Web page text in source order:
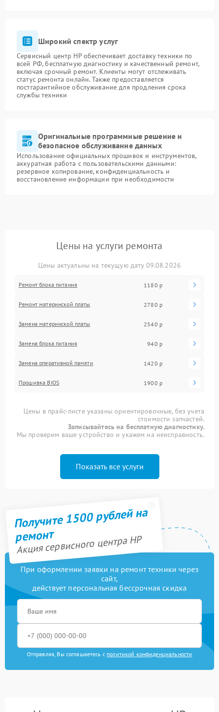
Широкий спектр услуг
Сервисный центр HP обеспечивает доставку техники по
всей РФ, бесплатную диагностику и качественный ремонт,
включая срочный ремонт. Клиенты могут отслеживать
статус ремонта онлайн. Также предоставляется
постгарантийное обслуживание для продления срока
службы техники
Оригинальные программные решение и
безопасное обслуживание данных
Использование официальных прошивок и инструментов,
аккуратная работа с пользовательскими данными:
резервное копирование, конфиденциальность и
восстановление информации при необходимости
Цены на услуги ремонта
Цены актуальны на текущую дату 09.08.2026
Ремонт блока питания 1180 р
Ремонт материнской платы 2780 р
Замена материнской платы 2540 р
Замена блока питания 940 р
Замена оперативной памяти 1420 р
Прошивка BIOS 1900 р
Цены в прайс-листе указаны ориентировочные, без учета
стоимости запчастей.
Записывайтесь на бесплатную диагностику.
Мы проверим ваше устройство и укажем на неисправность.
Показать все услуги
Получите 1500 рублей на
ремонт
Акция сервисного центра HP
При оформлении заявки на ремонт техники через
сайт,
действует персональная бессрочная скидка
Отправляя, Вы соглашаетесь с политикой конфиденциальности